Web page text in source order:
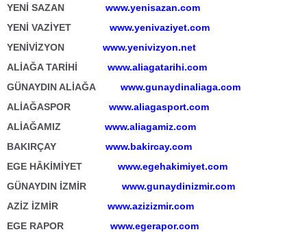
YENİ SAZAN www.yenisazan.com
YENİ VAZİYET www.yenivaziyet.com
YENİVİZYON www.yenivizyon.net
ALİAĞA TARİHİ www.aliagatarihi.com
GÜNAYDIN ALİAĞA www.gunaydinaliaga.com
ALİAĞASPOR www.aliagasport.com
ALİAĞAMIZ www.aliagamiz.com
BAKIRÇAY www.bakircay.com
EGE HÂKİMİYET www.egehakimiyet.com
GÜNAYDIN İZMİR www.gunaydinizmir.com
AZİZ İZMİR www.azizizmir.com
EGE RAPOR www.egerapor.com